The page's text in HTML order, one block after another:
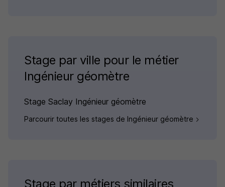
Stage par ville pour le métier
Ingénieur géomètre
Stage Saclay Ingénieur géomètre
Parcourir toutes les stages de Ingénieur géomètre
Stage par métiers similaires